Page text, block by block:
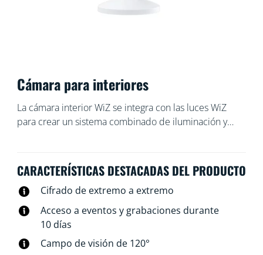
Cámara para interiores
La cámara interior WiZ se integra con las luces WiZ
para crear un sistema combinado de iluminación y
de sonido o la aplicación WiZ. Usa la visión nocturna
para ver en la oscuridad, el audio bidireccional para
disuadir a los intrusos u ofrecer ayuda, y registra la
evidencia. WiZ te brinda control total ya sea en casa o
fuera con nuestra aplicación de control de iluminación
alarma de luz, activa el audio bidireccional o activa la
CARACTERÍSTICAS DESTACADAS DEL PRODUCTO
Cifrado de extremo a extremo
Acceso a eventos y grabaciones durante
10 días
Campo de visión de 120°